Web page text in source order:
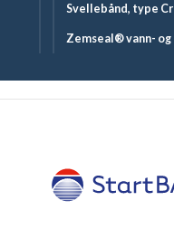
Svellebånd, type
Zemseal® vann-